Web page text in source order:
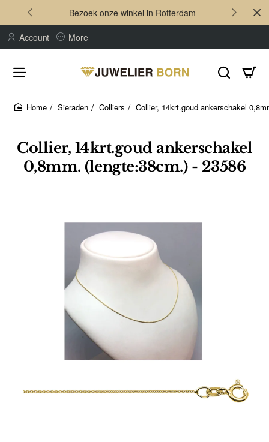
Bezoek onze winkel in Rotterdam
Account More
Collier, 14krt.goud ankerschakel
0,8mm. (lengte:38cm.) - 23586
Sieraden Colliers Collier, 14krt.goud ankerschakel